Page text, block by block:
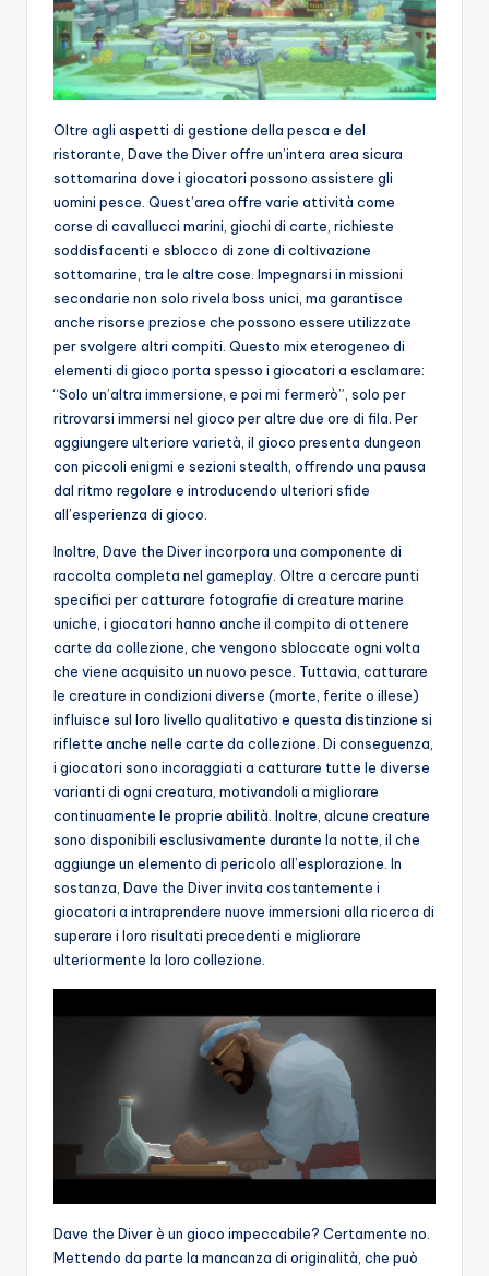
Oltre agli aspetti di gestione della pesca e del
ristorante, Dave the Diver offre un’intera area sicura
sottomarina dove i giocatori possono assistere gli
uomini pesce. Quest’area offre varie attività come
corse di cavallucci marini, giochi di carte, richieste
soddisfacenti e sblocco di zone di coltivazione
sottomarine, tra le altre cose. Impegnarsi in missioni
secondarie non solo rivela boss unici, ma garantisce
anche risorse preziose che possono essere utilizzate
per svolgere altri compiti. Questo mix eterogeneo di
elementi di gioco porta spesso i giocatori a esclamare:
“Solo un’altra immersione, e poi mi fermerò”, solo per
ritrovarsi immersi nel gioco per altre due ore di fila. Per
aggiungere ulteriore varietà, il gioco presenta dungeon
con piccoli enigmi e sezioni stealth, offrendo una pausa
dal ritmo regolare e introducendo ulteriori sfide
all’esperienza di gioco.
Inoltre, Dave the Diver incorpora una componente di
raccolta completa nel gameplay. Oltre a cercare punti
specifici per catturare fotografie di creature marine
uniche, i giocatori hanno anche il compito di ottenere
carte da collezione, che vengono sbloccate ogni volta
che viene acquisito un nuovo pesce. Tuttavia, catturare
le creature in condizioni diverse (morte, ferite o illese)
influisce sul loro livello qualitativo e questa distinzione si
riflette anche nelle carte da collezione. Di conseguenza,
i giocatori sono incoraggiati a catturare tutte le diverse
varianti di ogni creatura, motivandoli a migliorare
continuamente le proprie abilità. Inoltre, alcune creature
sono disponibili esclusivamente durante la notte, il che
aggiunge un elemento di pericolo all’esplorazione. In
sostanza, Dave the Diver invita costantemente i
giocatori a intraprendere nuove immersioni alla ricerca di
superare i loro risultati precedenti e migliorare
ulteriormente la loro collezione.
Dave the Diver è un gioco impeccabile? Certamente no.
Mettendo da parte la mancanza di originalità, che può